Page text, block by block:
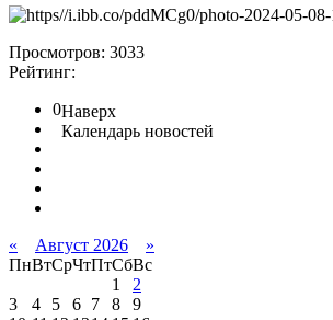
Просмотров: 3033
Рейтинг:
0Наверх
Календарь новостей
« Август 2026
»
ПнВтСрЧтПтСбВс
1
2
3
4 5 6 7 8
9